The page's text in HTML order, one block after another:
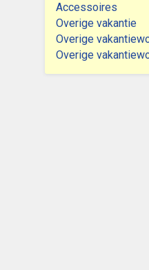
Accessoires
Overige vakantie
Overige
Overige